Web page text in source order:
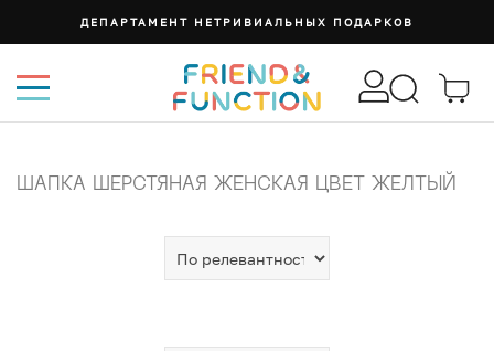
ДЕПАРТАМЕНТ НЕТРИВИАЛЬНЫХ ПОДАРКОВ
ШАПКА ШЕРСТЯНАЯ ЖЕНСКАЯ ЦВЕТ ЖЕЛТЫЙ